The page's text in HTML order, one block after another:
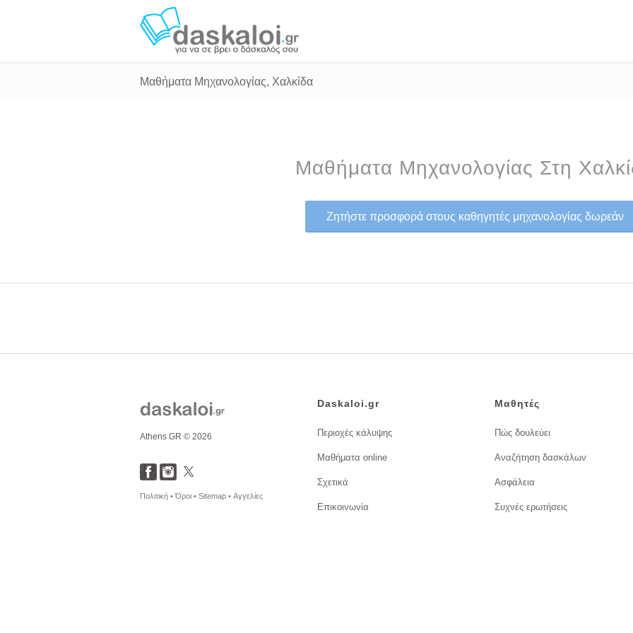
Μαθήματα Μηχανολογίας, Χαλκίδα
Μαθήματα Μηχανολογίας Στη
Ζητήστε προσφορά στους καθηγητές μηχανολογίας δωρεάν
Athens GR © 2026
Πολιτική •Όροι • Sitemap • Αγγελίες
Daskaloi.gr
Περιοχές κάλυψης
Μαθήματα online
Σχετικά
Επικοινωνία
Μαθητές
Πώς δουλεύει
Αναζήτηση δασκάλων
Ασφάλεια
Συχνές ερωτήσεις